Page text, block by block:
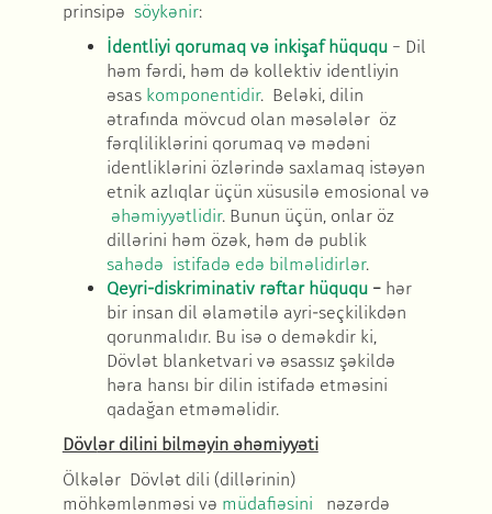
prinsipə söykənir:
İdentliyi qorumaq və inkişaf hüququ− Dil
həm fərdi, həm də kollektiv identliyin
əsas komponentidir. Beləki, dilin
ətrafında mövcud olan məsələlər öz
fərqliliklərini qorumaq və mədəni
identliklərini özlərində saxlamaq istəyən
etnik azlıqlar üçün xüsusilə emosional və
əhəmiyyətlidir. Bunun üçün, onlar öz
dillərini həm özək, həm də publik
sahədə istifadə edə bilməlidirlər.
Qeyri-diskriminativ rəftar hüququ − hər
bir insan dil əlamətilə ayri-seçkilikdən
qorunmalıdır. Bu isə o deməkdir ki,
Dövlət blanketvari və əsassız şəkildə
həra hansı bir dilin istifadə etməsini
qadağan etməməlidir.
Dövlər dilini bilməyin əhəmiyyəti
Ölkələr Dövlət dili (dillərinin)
möhkəmlənməsi və müdafiəsini nəzərdə